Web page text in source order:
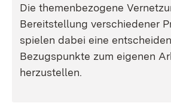
Die themenbezogene
Bereitstellung verschiedener
spielen dabei eine
Bezugspunkte zum eigenen
herzustellen.